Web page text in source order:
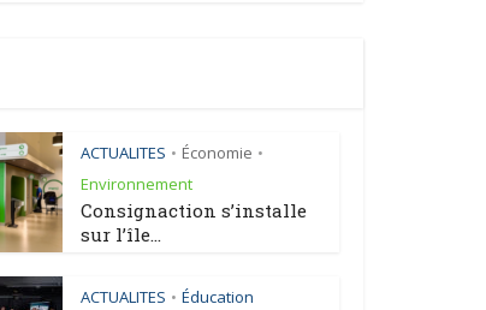
ACTUALITES • Économie •
Environnement
Consignaction s’installe
sur l’île...
ACTUALITES • Éducation